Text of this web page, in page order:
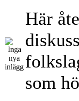
Här
som